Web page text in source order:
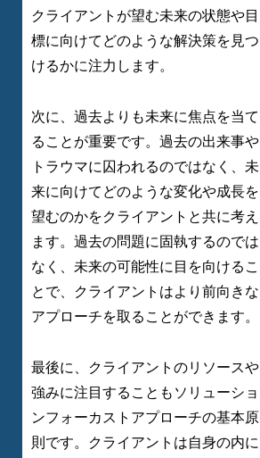
クライアントが望む未来の状態や目
標に向けてどのような解決策を見つ
けるかに注力します。
次に、過去よりも未来に焦点を当て
ることが重要です。過去の出来事や
トラウマに囚われるのではなく、未
来に向けてどのような変化や成長を
望むのかをクライアントと共に考え
ます。過去の問題に固執するのでは
なく、未来の可能性に目を向けるこ
とで、クライアントはより前向きな
アプローチを取ることができます。
最後に、クライアントのリソースや
強みに注目することもソリューショ
ンフォーカストアプローチの基本原
則です。クライアントは自身の内に